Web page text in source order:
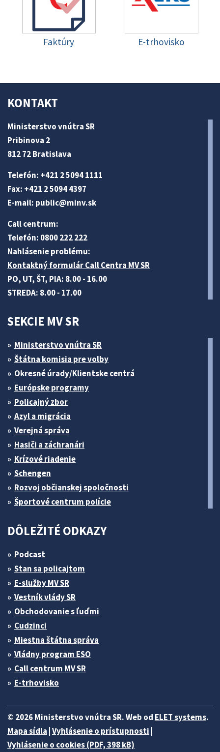
Faktúry E-trhovisko
KONTAKT
Ministerstvo vnútra SR
Pribinova 2
812 72 Bratislava
Telefón: +421 2 5094 1111
Fax: +421 2 5094 4397
E-mail: public@minv.sk
Call centrum:
Telefón: 0800 222 222
Nahlásenie problému:
Kontaktný formulár Call Centra MV SR
PO, UT, ŠT, PIA: 8.00 - 16.00
STREDA: 8.00 - 17.00
SEKCIE MV SR
Ministerstvo vnútra SR
Štátna komisia pre volby
Okresné úrady/Klientske centrá
Európske programy
Policajný zbor
Azyl a migrácia
Verejná správa
Hasiči a záchranári
Krízové riadenie
Schengen
Rozvoj občianskej spoločnosti
Športové centrum polície
DÔLEŽITÉ ODKAZY
Podcast
Stan sa policajtom
E-služby MV SR
Vestník vlády SR
Obchodovanie s ľuďmi
Cudzinci
Miestna štátna správa
Vládny program ESO
Call centrum MV SR
E-trhovisko
© 2026 Ministerstvo vnútra SR. Web od ELET systems.
Mapa sídla Vyhlásenie o prístupnosti
Vyhlásenie o cookies (PDF, 398 kB)